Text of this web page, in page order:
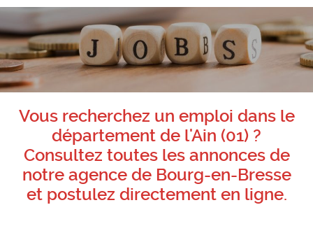
Vous recherchez un emploi dans le
département de l'Ain (01) ?
Consultez toutes les annonces de
notre agence de Bourg-en-Bresse
et postulez directement en ligne.